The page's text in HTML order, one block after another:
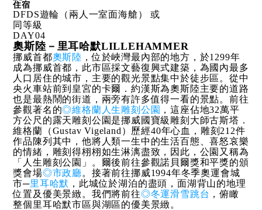
住宿
DFDS遊輪（兩人一室面海艙） 或
同等級
DAY04
奧斯陸－里耳哈默LILLEHAMMER
挪威首都奧斯陸 ，位於峽灣最內部的地方，於1299年
成為挪威首都，此市區採文藝復興式建築，為國內最多
人口居住的城市，主要的觀光景點集中於徒步區。從中
央火車站前到皇宮的卡爾．約漢斯為奧斯陸主要的道路
也是最熱鬧的街道，兩旁有許多值得一看的景點。前往
參觀著名的◎維格蘭人生雕刻公園 ，這座佔地32萬平
方公尺的露天雕刻公園是挪威國寶級雕刻大師古斯塔．
維格蘭（Gustav Vigeland）歷經40年心血，雕刻212件
作品陳列其中，他將人類一生中的生活百態、喜怒哀樂
的情緒，雕刻得栩栩如生淋漓盡致，因此，公園又稱為
「人生雕刻公園」。爾後前往參觀諾貝爾獎和平獎的頒
獎會場◎市政廳。接著前往挪威1994年冬季奧運會城
市─里耳哈默 ，此城位於湖泊的盡頭，面湖背山的地理
位置及優美景緻。我們將前往◎冬運滑雪跳台 ，俯瞰
整個里耳哈默市區與湖區的優美景緻。